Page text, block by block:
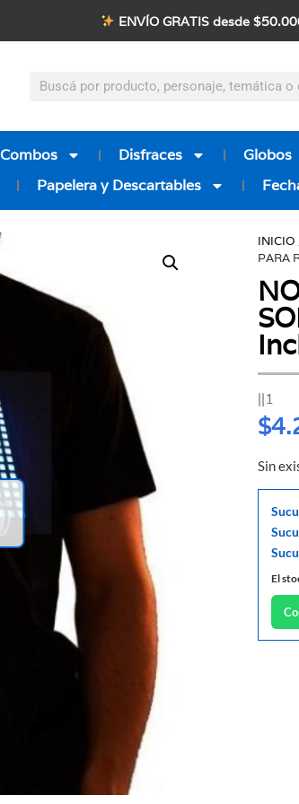
ENVÍO GRATIS desde
Combos Disfraces Globos
Papelera y Descartables
INICIO
PARA
||1
$
Sin
El